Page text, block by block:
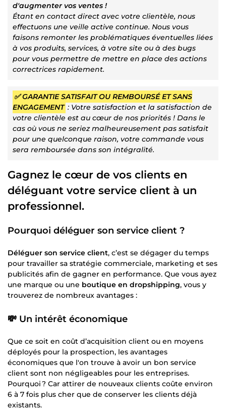
d'augmenter vos ventes !
Étant en contact direct avec votre clientèle, nous
effectuons une veille active continue. Nous vous
faisons remonter les problématiques éventuelles liées
à vos produits, services, à votre site ou à des bugs
pour vous permettre de mettre en place des actions
correctrices rapidement.
✅ GARANTIE SATISFAIT OU REMBOURSÉ ET SANS
ENGAGEMENT : Votre satisfaction et la satisfaction de
votre clientèle est au cœur de nos priorités ! Dans le
cas où vous ne seriez malheureusement pas satisfait
pour une quelconque raison, votre commande vous
sera remboursée dans son intégralité.
Gagnez le cœur de vos clients en
déléguant votre service client à un
professionnel.
Pourquoi déléguer son service client ?
Déléguer son service client, c’est se dégager du temps
pour travailler sa stratégie commerciale, marketing et ses
publicités afin de gagner en performance. Que vous ayez
une marque ou une boutique en dropshipping, vous y
trouverez de nombreux avantages :
💸 Un intérêt économique
Que ce soit en coût d’acquisition client ou en moyens
déployés pour la prospection, les avantages
économiques que l'on trouve à avoir un bon service
client sont non négligeables pour les entreprises.
Pourquoi ? Car attirer de nouveaux clients coûte environ
6 à 7 fois plus cher que de conserver les clients déjà
existants.